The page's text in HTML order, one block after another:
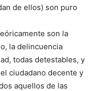
de ellos) son puro
son la
la delincuencia
todas detestables, y
ciudadano decente y
aquellos de las